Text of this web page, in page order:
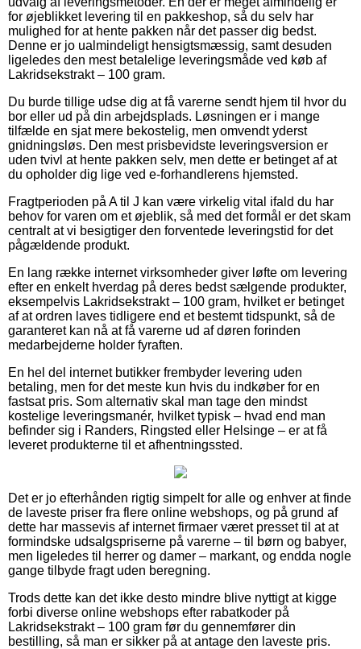
for øjeblikket levering til en pakkeshop, så du selv har
mulighed for at hente pakken når det passer dig bedst.
Denne er jo ualmindeligt hensigtsmæssig, samt desuden
ligeledes den mest betalelige leveringsmåde ved køb af
Lakridsekstrakt – 100 gram.
Du burde tillige udse dig at få varerne sendt hjem til hvor du
bor eller ud på din arbejdsplads. Løsningen er i mange
tilfælde en sjat mere bekostelig, men omvendt yderst
gnidningsløs. Den mest prisbevidste leveringsversion er
uden tvivl at hente pakken selv, men dette er betinget af at
du opholder dig lige ved e-forhandlerens hjemsted.
Fragtperioden på A til J kan være virkelig vital ifald du har
behov for varen om et øjeblik, så med det formål er det skam
centralt at vi besigtiger den forventede leveringstid for det
pågældende produkt.
En lang række internet virksomheder giver løfte om levering
efter en enkelt hverdag på deres bedst sælgende produkter,
eksempelvis Lakridsekstrakt – 100 gram, hvilket er betinget
af at ordren laves tidligere end et bestemt tidspunkt, så de
garanteret kan nå at få varerne ud af døren forinden
medarbejderne holder fyraften.
En hel del internet butikker frembyder levering uden
betaling, men for det meste kun hvis du indkøber for en
fastsat pris. Som alternativ skal man tage den mindst
kostelige leveringsmanér, hvilket typisk – hvad end man
befinder sig i Randers, Ringsted eller Helsinge – er at få
leveret produkterne til et afhentningssted.
Det er jo efterhånden rigtig simpelt for alle og enhver at finde
de laveste priser fra flere online webshops, og på grund af
dette har massevis af internet firmaer været presset til at at
formindske udsalgspriserne på varerne – til børn og babyer,
men ligeledes til herrer og damer – markant, og endda nogle
gange tilbyde fragt uden beregning.
Trods dette kan det ikke desto mindre blive nyttigt at kigge
forbi diverse online webshops efter rabatkoder på
Lakridsekstrakt – 100 gram før du gennemfører din
bestilling, så man er sikker på at antage den laveste pris.